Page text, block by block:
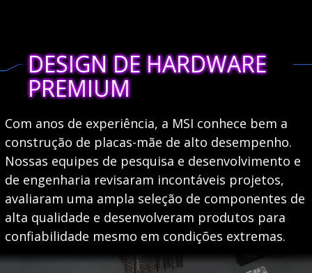
DESIGN DE HARDWARE
PREMIUM
Com anos de experiência, a MSI conhece bem a
construção de placas-mãe de alto desempenho.
Nossas equipes de pesquisa e desenvolvimento e
de engenharia revisaram incontáveis ​​projetos,
avaliaram uma ampla seleção de componentes de
alta qualidade e desenvolveram produtos para
confiabilidade mesmo em condições extremas.